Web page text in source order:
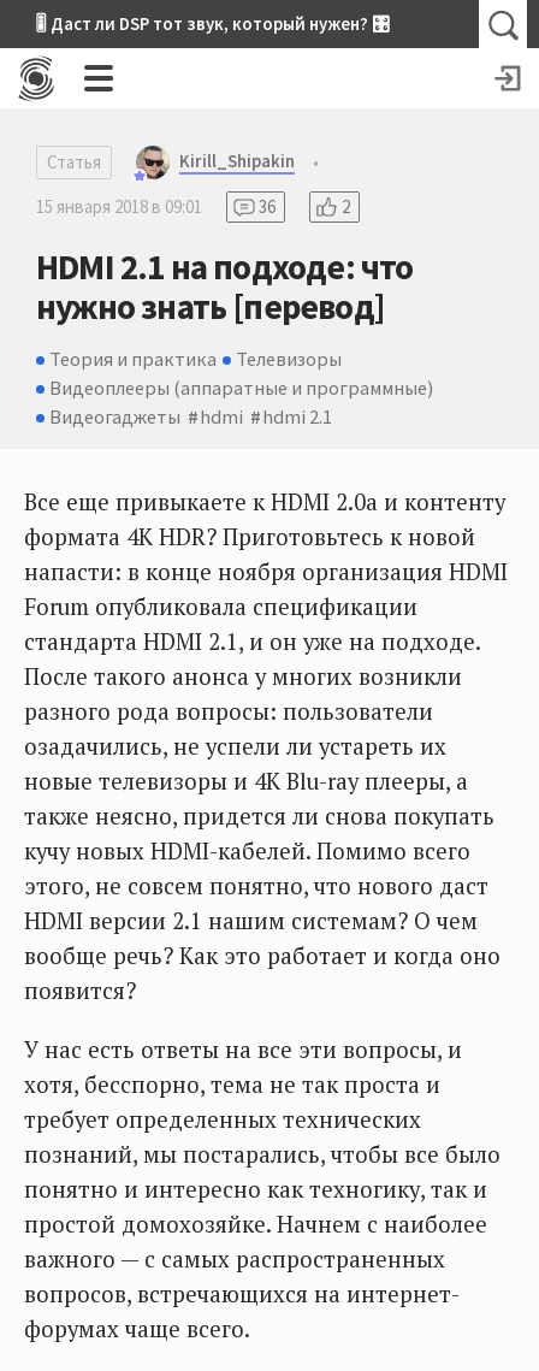
🎚 Даст ли DSP тот звук, который нужен? 🎛
Статья Kirill_Shipakin
•
15 января 2018 в 09:01
36 2
HDMI 2.1 на подходе: что
нужно знать [перевод]
Теория и практика
Телевизоры
Видеоплееры (аппаратные и программные)
Видеогаджеты
hdmi hdmi 2.1
Все еще привыкаете к HDMI 2.0a и контенту
формата 4K HDR? Приготовьтесь к новой
напасти: в конце ноября организация HDMI
Forum опубликовала спецификации
стандарта HDMI 2.1, и он уже на подходе.
После такого анонса у многих возникли
разного рода вопросы: пользователи
озадачились, не успели ли устареть их
новые телевизоры и 4K Blu-ray плееры, а
также неясно, придется ли снова покупать
кучу новых HDMI-кабелей. Помимо всего
этого, не совсем понятно, что нового даст
HDMI версии 2.1 нашим системам? О чем
вообще речь? Как это работает и когда оно
появится?
У нас есть ответы на все эти вопросы, и
хотя, бесспорно, тема не так проста и
требует определенных технических
познаний, мы постарались, чтобы все было
понятно и интересно как техногику, так и
простой домохозяйке. Начнем с наиболее
важного — с самых распространенных
вопросов, встречающихся на интернет-
форумах чаще всего.